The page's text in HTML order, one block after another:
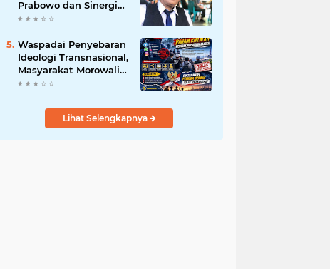
ruang publik
Prabowo dan Sinergi
Aparat Penegak
Pemberantasan
Korupsi
Waspadai Penyebaran
Ideologi Transnasional,
Masyarakat Morowali
Diajak Perkuat
Wawasan Kebangsaan
Lihat Selengkapnya